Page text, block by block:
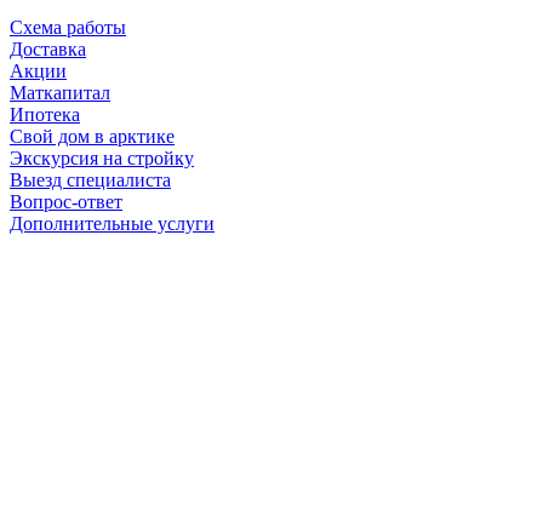
Схема работы
Доставка
Акции
Маткапитал
Ипотека
Свой дом в арктике
Экскурсия на стройку
Выезд специалиста
Вопрос-ответ
Дополнительные услуги